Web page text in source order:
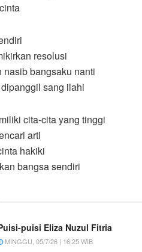
resolusi
nasib bangsaku nanti
sang ilahi
cita-cita yang tinggi
arti
hakiki
bangsa sendiri
puisi Eliza Nuzul Fitria
MINGGU, 05/7/26 | 16:25 WIB